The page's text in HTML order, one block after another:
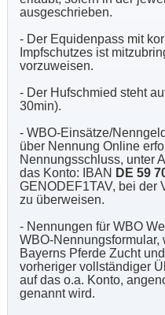
ausgeschrieben.
- Der Equidenpass mit
Impfschutzes ist
vorzuweisen.
- Der Hufschmied steht
30min).
- WBO-Einsätze/
über Nennung Online
Nennungsschluss, unter
das Konto: IBAN DE 59
GENODEF1TAV, bei der
zu überweisen.
- Nennungen für WBO
WBO-
Bayerns Pferde Zucht
vorheriger vollständiger
auf das o.a. Konto,
genannt wird.